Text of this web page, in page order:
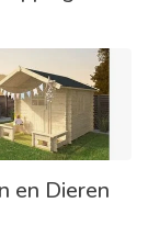
en Dieren